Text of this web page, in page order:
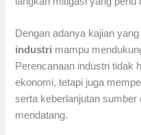
Dengan adanya kajian
industri mampu
Perencanaan industri tidak
ekonomi, tetapi juga
serta keberlanjutan sumber
mendatang.